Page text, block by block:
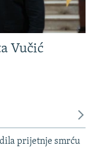
Vučić
prijetnje smrću